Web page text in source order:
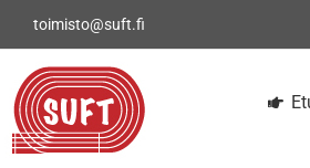
toimisto@suft.fi